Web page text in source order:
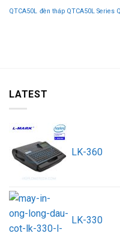
QTCA50L đèn tháp QTCA50L Series
LATEST
LK-360
LK-330